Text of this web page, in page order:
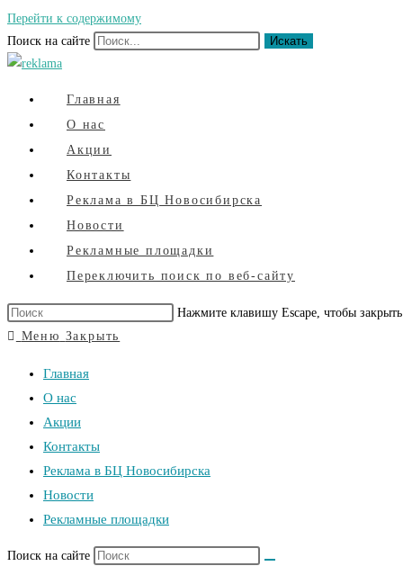
Перейти к содержимому
Поиск на сайте
Искать
Главная
О нас
Акции
Контакты
Реклама в БЦ Новосибирска
Новости
Рекламные площадки
Переключить поиск по веб-сайту
Нажмите клавишу Escape, чтобы
Меню Закрыть
Главная
О нас
Акции
Контакты
Реклама в БЦ Новосибирска
Новости
Рекламные площадки
Поиск на сайте